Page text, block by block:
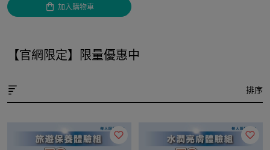
加入購物車
【官網限定】限量優惠中
排序